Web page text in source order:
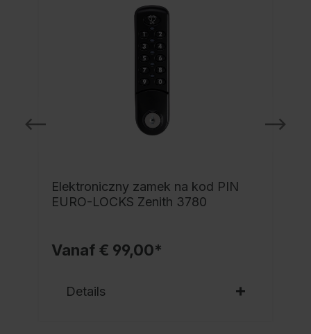
Elektroniczny zamek na kod PIN
EURO-LOCKS Zenith 3780
Vanaf € 99,00*
Details